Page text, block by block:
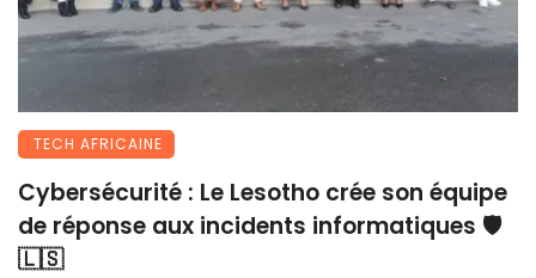
TECH AFRICAINE
Cybersécurité : Le Lesotho crée son équipe
de réponse aux incidents informatiques 🛡️
🇱🇸